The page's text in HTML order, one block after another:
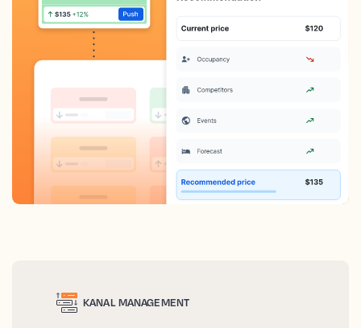
KANAL MANAGEMENT